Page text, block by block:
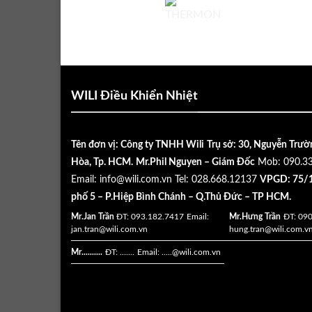
WILI Điều Khiển Nhiệt
Tên đơn vị: Công ty TNHH Wili Trụ sở: 30, Nguyễn
Hòa, Tp. HCM. Mr.Phil Nguyen – Giám Đốc Mob:
Email: info@wili.com.vn Tel: 028.668.12137 VPGD: 75/
phố 5 – P.Hiệp Bình Chánh – Q.Thủ Đức – TP HCM.
Mr.Jan Trần ĐT: 093.182.7417 Email:
jan.tran@wili.com.vn
Mr.Hưng Trần ĐT:
hung.tran@wili.com.vn
Mr.......... ĐT: ....... Email: .....@wili.com.vn